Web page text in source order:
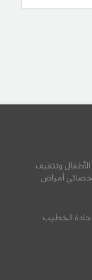
وتثقيف
أخصائي أمراض
الخطيب.